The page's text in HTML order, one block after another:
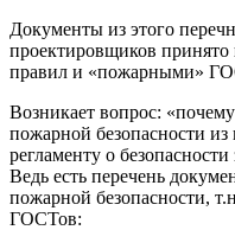
Документы из этого
проектировщиков
правил и «пожарными»
Возникает вопрос:
пожарной безопасности
регламенту о
Ведь есть перечень
пожарной безопасности,
ГОСТов: